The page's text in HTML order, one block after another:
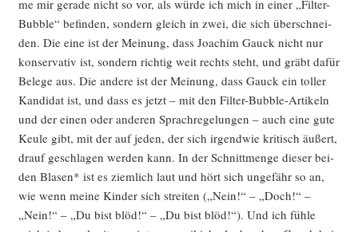
me mir gera­de nicht so vor, als wür­de ich mich in einer „Fil­ter-
Bubble“ befin­den, son­dern gleich in zwei, die sich über­schnei­
den. Die eine ist der Mei­nung, dass Joa­chim Gauck nicht nur
kon­ser­va­tiv ist, son­dern rich­tig weit rechts steht, und gräbt dafür
Bele­ge aus. Die ande­re ist der Mei­nung, dass Gauck ein tol­ler
Kan­di­dat ist, und dass es jetzt – mit den Fil­ter-Bubble-Arti­keln
und der einen oder ande­ren Sprach­re­ge­lun­gen – auch eine gute
Keu­le gibt, mit der auf jeden, der sich irgend­wie kri­tisch äußert,
drauf geschla­gen wer­den kann. In der Schnitt­men­ge die­ser bei­
den Bla­sen* ist es ziem­lich laut und hört sich unge­fähr so an,
wie wenn mei­ne Kin­der sich strei­ten („Nein!“ – „Doch!“ –
„Nein!“ – „Du bist blöd!“ – „Du bist blöd!“). Und ich füh­le